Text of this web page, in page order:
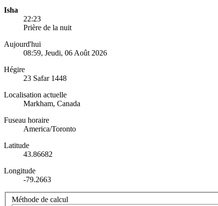
Isha
22:23
Prière de la nuit
Aujourd'hui
08:59, Jeudi, 06 Août 2026
Hégire
23 Safar 1448
Localisation actuelle
Markham, Canada
Fuseau horaire
America/Toronto
Latitude
43.86682
Longitude
-79.2663
Méthode de calcul